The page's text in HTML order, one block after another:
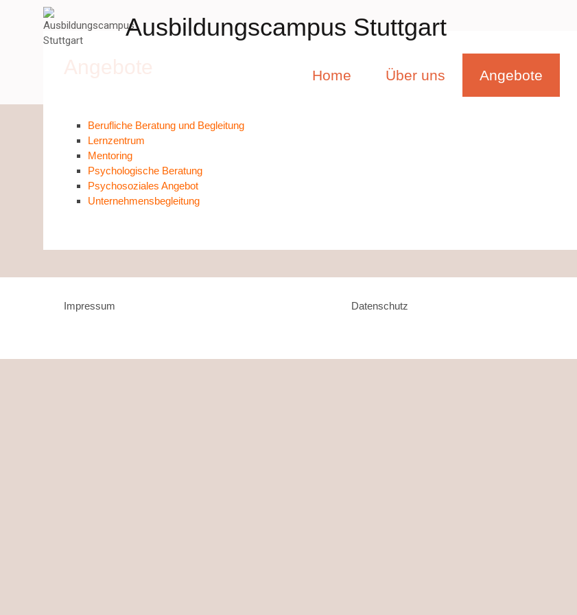
Ausbildungscampus Stuttgart
Home Über uns Angebote
Berufliche Beratung und Begleitung
Lernzentrum
Mentoring
Psychologische Beratung
Psychosoziales Angebot
Unternehmensbegleitung
Impressum Datenschutz